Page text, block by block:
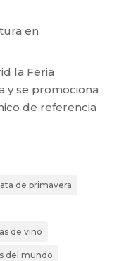
en
la Feria
y se promociona
de referencia
de primavera
de vino
del mundo